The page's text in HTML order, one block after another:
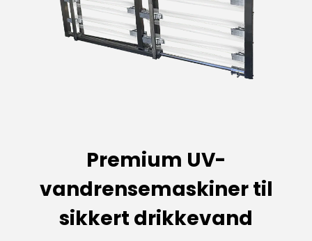
Premium UV-
vandrensemaskiner til
sikkert drikkevand